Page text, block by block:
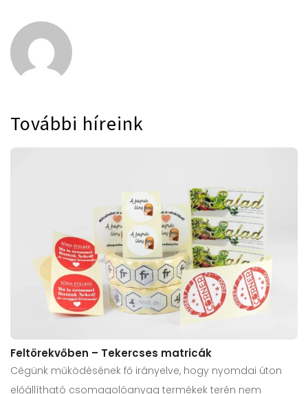
További híreink
Feltörekvőben – Tekercses matricák
Cégünk működésének fő irányelve, hogy nyomdai úton
előállítható csomagolóanyag termékek terén nem